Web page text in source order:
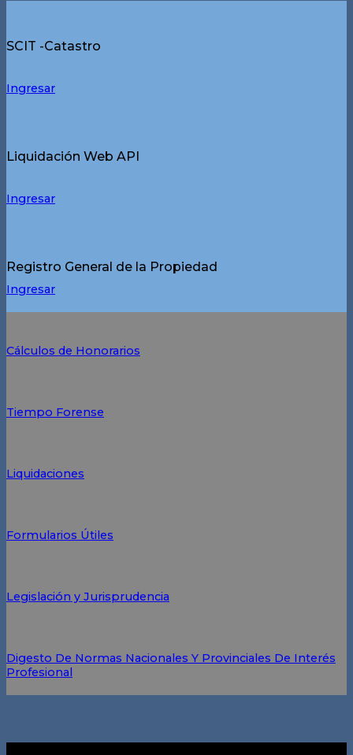
SCIT -Catastro
Ingresar
Liquidación Web API
Ingresar
Registro General de la Propiedad
Ingresar
Cálculos de Honorarios
Tiempo Forense
Liquidaciones
Formularios Útiles
Legislación y Jurisprudencia
Digesto De Normas Nacionales Y Provinciales De Interés
Profesional